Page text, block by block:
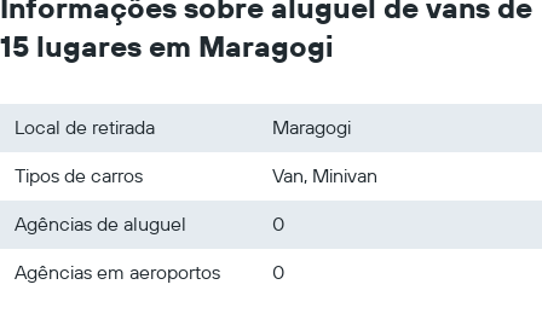
Informações sobre aluguel de vans de
15 lugares em Maragogi
Local de retirada
Maragogi
Tipos de carros
Van, Minivan
Agências de aluguel
0
Agências em aeroportos
0